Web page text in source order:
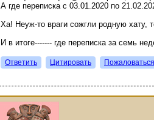
А где переписка с 03.01.2020 по
Ха! Неуж-то враги сожгли родную хату,
И в итоге------- где переписка за семь
Ответить Цитировать Пожаловаться